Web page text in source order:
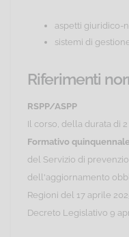
aspetti giuridico-
sistemi di
Riferimenti
RSPP/ASPP
Il corso, della durata di
Formativo
del Servizio di
dell'aggiornamento
Regioni del 17 aprile
Decreto Legislativo 9